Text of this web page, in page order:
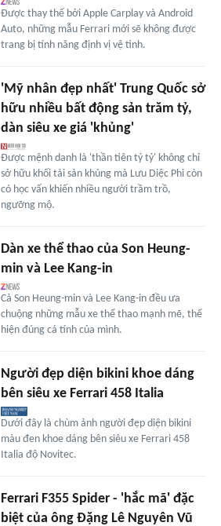
Được thay thế bởi Apple Carplay và Android
Auto, những mẫu Ferrari mới sẽ không được
trang bị tính năng định vị vệ tinh.
'Mỹ nhân đẹp nhất' Trung Quốc sở
hữu nhiều bất động sản trăm tỷ,
dàn siêu xe giá 'khủng'
Được mệnh danh là 'thần tiên tỷ tỷ' không chỉ
sở hữu khối tải sản khủng mà Lưu Diệc Phi còn
có học vấn khiến nhiều người trầm trồ,
ngưỡng mộ.
Dàn xe thể thao của Son Heung-
min và Lee Kang-in
Cả Son Heung-min và Lee Kang-in đều ưa
chuộng những mẫu xe thể thao mạnh mẽ, thể
hiện đúng cá tính của mình.
Người đẹp diện bikini khoe dáng
bên siêu xe Ferrari 458 Italia
Dưới đây là chùm ảnh người đẹp diện bikini
màu đen khoe dáng bên siêu xe Ferrari 458
Italia độ Novitec.
Ferrari F355 Spider - 'hắc mã' đặc
biệt của ông Đặng Lê Nguyên Vũ